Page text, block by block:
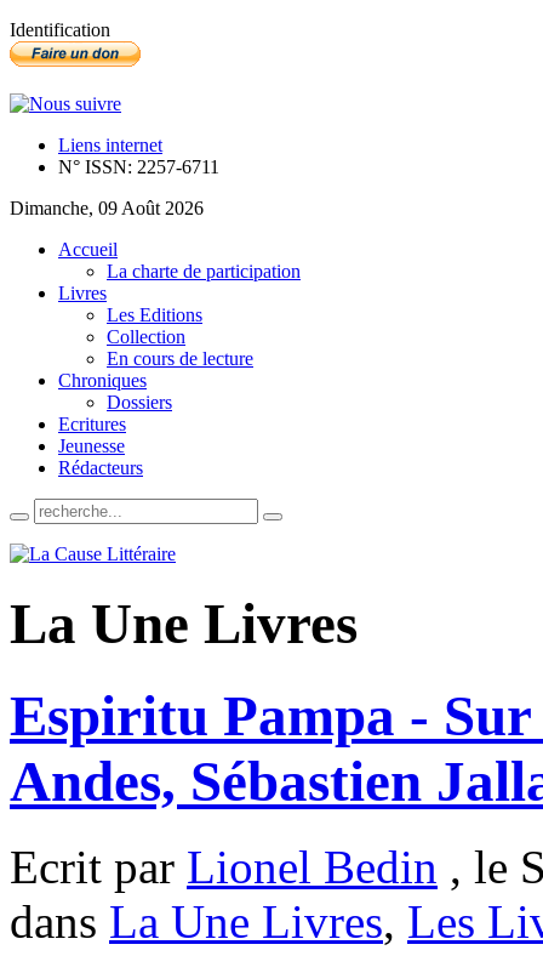
Identification
Liens internet
N° ISSN: 2257-6711
Dimanche, 09 Août 2026
Accueil
La charte de participation
Livres
Les Editions
Collection
En cours de lecture
Chroniques
Dossiers
Ecritures
Jeunesse
Rédacteurs
La Une Livres
Espiritu Pampa - Sur
Andes, Sébastien
Ecrit par Lionel Bedin , le
dans La Une Livres, Les